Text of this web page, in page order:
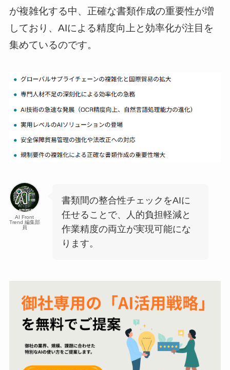
が複雑化する中、正確な書類作成の重要性が増
しており、AIによる精度向上と効率化が注目を
集めているのです。
AI Front
Trend 編集部
員
書類間の整合性チェックをAIに
任せることで、人的負担軽減と
作業精度の両立が実現可能にな
ります。